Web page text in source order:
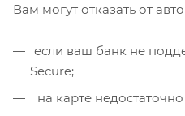
Вам могут отказать от
если ваш банк не
Secure;
на карте